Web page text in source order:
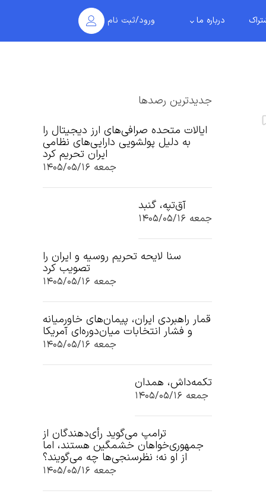
ورود/ثبت نام درباره ما
جدیدترین رصدها
ایالات متحده صرافی‌های ارز دیجیتال را
به دلیل پولشویی دارایی‌های نظامی
ایران تحریم کرد
جمعه ۱۴۰۵/۰۵/۱۶
آق‌تپه، گنبد
جمعه ۱۴۰۵/۰۵/۱۶
سنا لایحه تحریم روسیه و ایران را
تصویب کرد
جمعه ۱۴۰۵/۰۵/۱۶
قمار راهبردی ایران، پیمان‌های خاورمیانه
و فشار انتخابات میان‌دوره‌ای آمریکا
جمعه ۱۴۰۵/۰۵/۱۶
تکمه‌داش، همدان
جمعه ۱۴۰۵/۰۵/۱۶
ترامپ می‌گوید رأی‌دهندگان از
جمهوری‌خواهان خشمگین هستند، اما
از او نه؛ نظرسنجی‌ها چه می‌گویند؟
جمعه ۱۴۰۵/۰۵/۱۶